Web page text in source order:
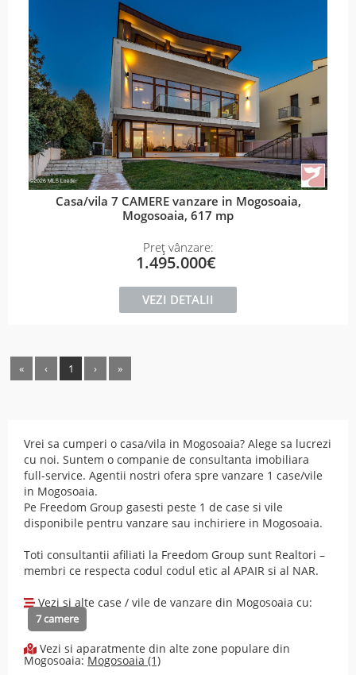
Casa/vila 7 CAMERE vanzare in Mogosoaia,
Mogosoaia, 617 mp
Preț vânzare:
1.495.000€
VEZI DETALII
« ‹ 1 › »
Vrei sa cumperi o casa/vila in Mogosoaia? Alege sa lucrezi
cu noi. Suntem o companie de consultanta imobiliara
full-service. Agentii nostri ofera spre vanzare 1 case/vile
in Mogosoaia.
Pe Freedom Group gasesti peste 1 de case si vile
disponibile pentru vanzare sau inchiriere in Mogosoaia.
Toti consultantii afiliati la Freedom Group sunt Realtori –
membri ce respecta codul codul etic al APAIR si al NAR.
Vezi si alte case / vile de vanzare din Mogosoaia cu:
7 camere
Vezi si aparatmente din alte zone populare din
Mogosoaia: Mogosoaia (1)